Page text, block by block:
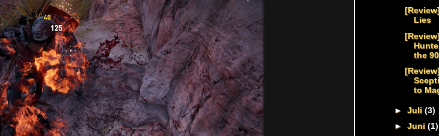
Lies
the
to
► Juli (3)
► Juni (1)